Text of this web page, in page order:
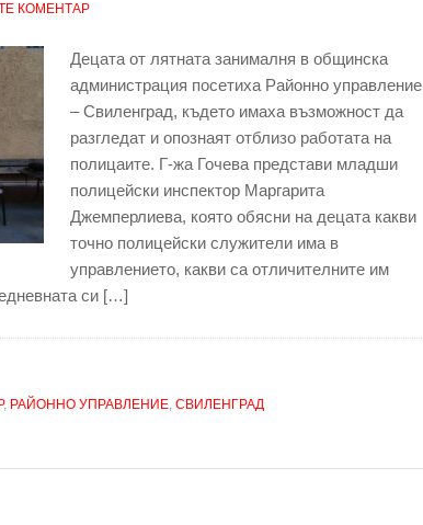
КОМЕНТАР
Децата от лятната занималня в общинска
администрация посетиха Районно управление
– Свиленград, където имаха възможност да
разгледат и опознаят отблизо работата на
полицаите. Г-жа Гочева представи младши
полицейски инспектор Маргарита
Джемперлиева, която обясни на децата какви
точно полицейски служители има в
управлението, какви са отличителните им
си […]
, РАЙОННО УПРАВЛЕНИЕ, СВИЛЕНГРАД